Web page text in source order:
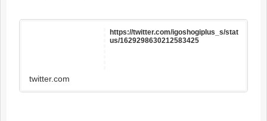
https://twitter.com/igoshogiplus_s/stat
us/1629298630212583425
twitter.com